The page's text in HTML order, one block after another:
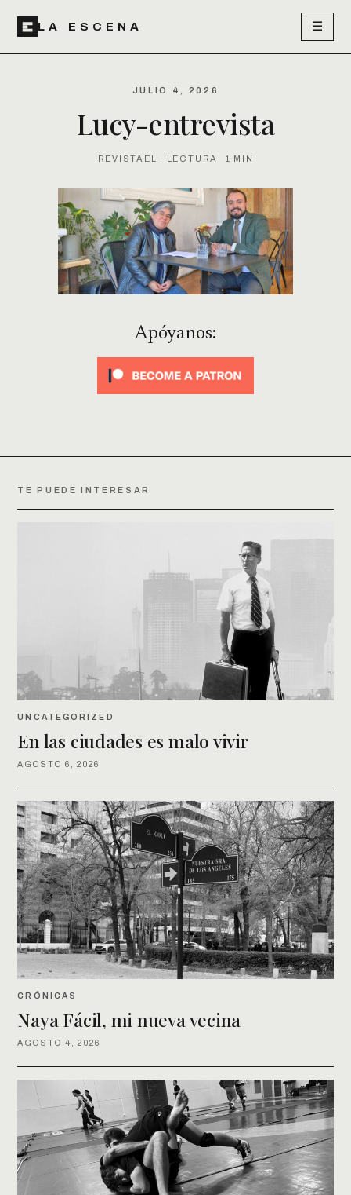
LA ESCENA ☰
JULIO 4, 2026
Lucy-entrevista
REVISTAEL · LECTURA: 1 MIN
Apóyanos:
TE PUEDE INTERESAR
UNCATEGORIZED
En las ciudades es malo vivir
AGOSTO 6, 2026
CRÓNICAS
Naya Fácil, mi nueva vecina
AGOSTO 4, 2026